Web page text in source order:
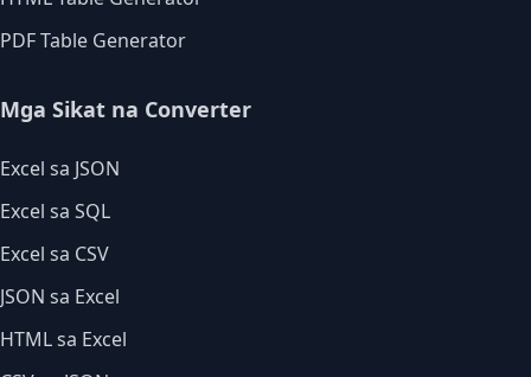
PDF Table Generator
Mga Sikat na Converter
Excel sa JSON
Excel sa SQL
Excel sa CSV
JSON sa Excel
HTML sa Excel